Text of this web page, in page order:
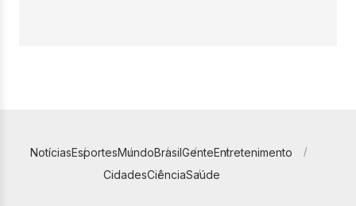
NotíciasEsportesMundoBrasilGenteEntretenimento
CidadesCiênciaSaúde